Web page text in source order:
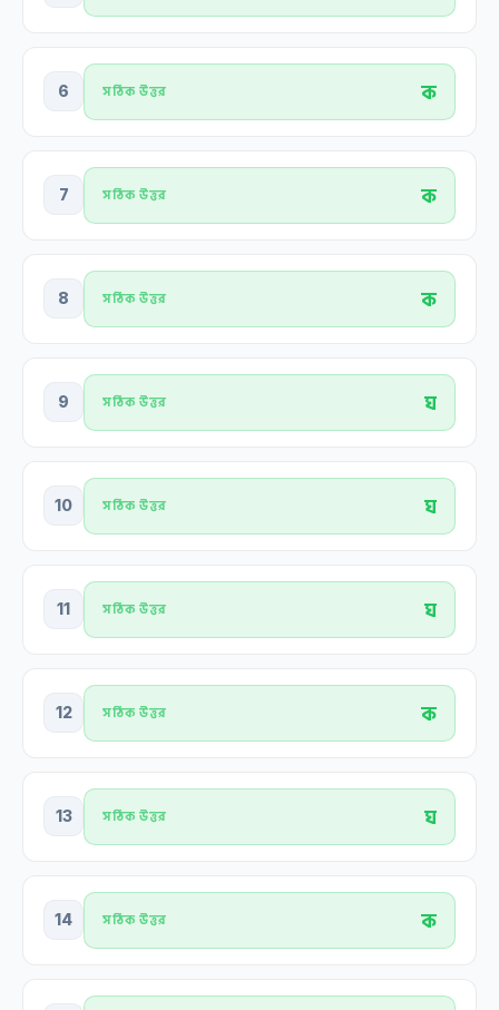
6 সঠিক উত্তর ক
7 সঠিক উত্তর ক
8 সঠিক উত্তর ক
9 সঠিক উত্তর ঘ
10 সঠিক উত্তর ঘ
11 সঠিক উত্তর ঘ
12 সঠিক উত্তর ক
13 সঠিক উত্তর ঘ
14 সঠিক উত্তর ক